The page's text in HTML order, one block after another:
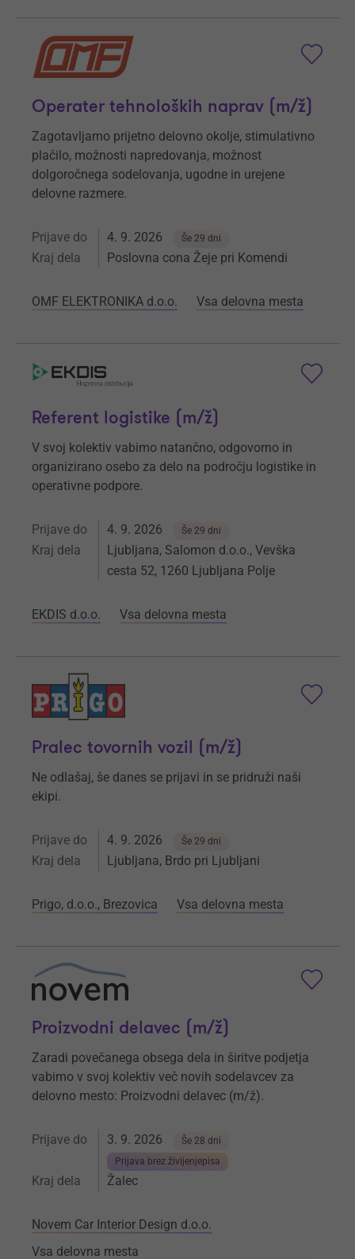
Operater tehnoloških naprav (m/ž)
Zagotavljamo prijetno delovno okolje, stimulativno
plačilo, možnosti napredovanja, možnost
dolgoročnega sodelovanja, ugodne in urejene
delovne razmere.
Prijave do 4. 9. 2026 Še 29 dni
Kraj dela Poslovna cona Žeje pri Komendi
OMF ELEKTRONIKA d.o.o. Vsa delovna mesta
Referent logistike (m/ž)
V svoj kolektiv vabimo natančno, odgovorno in
organizirano osebo za delo na področju logistike in
operativne podpore.
Prijave do 4. 9. 2026 Še 29 dni
Kraj dela
Ljubljana, Salomon d.o.o., Vevška
cesta 52, 1260 Ljubljana Polje
EKDIS d.o.o. Vsa delovna mesta
Pralec tovornih vozil (m/ž)
Ne odlašaj, še danes se prijavi in se pridruži naši
ekipi.
Prijave do 4. 9. 2026 Še 29 dni
Kraj dela Ljubljana, Brdo pri Ljubljani
Prigo, d.o.o., Brezovica Vsa delovna mesta
Proizvodni delavec (m/ž)
Zaradi povečanega obsega dela in širitve podjetja
vabimo v svoj kolektiv več novih sodelavcev za
delovno mesto: Proizvodni delavec (m/ž).
Prijave do 3. 9. 2026
Še 28 dni
Prijava brez življenjepisa
Kraj dela Žalec
Novem Car Interior Design d.o.o.
Vsa delovna mesta